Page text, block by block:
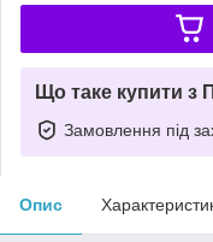
Що таке купити з
Замовлення під
Опис